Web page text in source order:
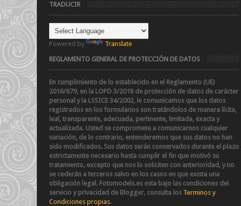
TRADUCIR
Powered by
Translate
REGLAMENTO GENERAL DE PROTECCIÓN DE DATOS
En cumplimiento de lo establecido en el Reglamento (UE)
2016/679, en la LOPD 3/2018 de protección de datos de carácter
personal y la LSSICE 34/2002, le comunicamos que los datos
registrados en los formularios son tratándolos de manera lícita,
leal, transparente, adecuada, pertinente, limitada, exacta y
actualizada. Usted se compromete a comunicarnos cualquier
variación, de lo contrario, entenderemos que sus datos no han
sido modificados. Sus datos serán conservados durante el plazo
estrictamente necesario hasta cumplir el fin que motivó su
tratamiento, excepto que nos lo soliciten con anterioridad, y no
se cederán a terceros salvo en los casos en que exista una
obligación legal. Fotomodels.es esta bajo las condiciones del
servicio y privacidad de Blogger, consulta los Terminos y
Condiciones propias.